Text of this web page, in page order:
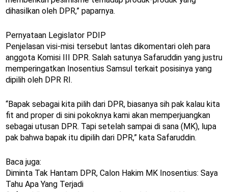
dihasilkan oleh DPR,” paparnya.
Pernyataan Legislator PDIP
Penjelasan visi-misi tersebut lantas dikomentari oleh para
anggota Komisi III DPR. Salah satunya Safaruddin yang justru
memperingatkan Inosentius Samsul terkait posisinya yang
dipilih oleh DPR RI.
“Bapak sebagai kita pilih dari DPR, biasanya sih pak kalau kita
fit and proper di sini pokoknya kami akan memperjuangkan
sebagai utusan DPR. Tapi setelah sampai di sana (MK), lupa
pak bahwa bapak itu dipilih dari DPR,” kata Safaruddin.
Baca juga:
Diminta Tak Hantam DPR, Calon Hakim MK Inosentius: Saya
Tahu Apa Yang Terjadi